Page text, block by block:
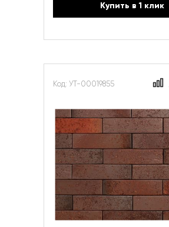
Купить в 1 клик
Код: УТ-00019855